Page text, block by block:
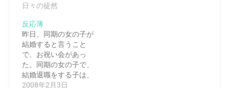
日々の徒然
反応薄
昨日、同期の女の子が
結婚すると言うこと
で、お祝い会があっ
た。同期の女の子で、
結婚退職をする子は、
うち…
2008年2月3日